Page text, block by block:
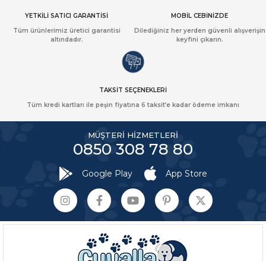
YETKİLİ SATICI GARANTİSİ
Tüm ürünlerimiz üretici garantisi
altındadır.
MOBİL CEBİNİZDE
Dilediğiniz her yerden güvenli alışverişin
keyfini çıkarın.
TAKSİT SEÇENEKLERİ
Tüm kredi kartları ile peşin fiyatına 6 taksit’e kadar ödeme imkanı
MÜŞTERİ HİZMETLERİ
0850 308 78 80
Google Play App Store